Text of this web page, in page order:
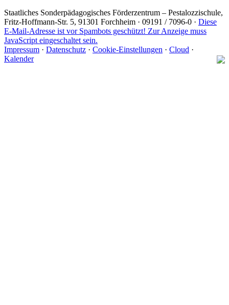
Staatliches Sonderpädagogisches Förderzentrum – Pestalozzischule,
Fritz-Hoffmann-Str. 5, 91301 Forchheim · 09191 / 7096-0 · Diese
E-Mail-Adresse ist vor Spambots geschützt! Zur Anzeige muss
JavaScript eingeschaltet sein.
Impressum · Datenschutz · Cookie-Einstellungen · Cloud ·
Kalender